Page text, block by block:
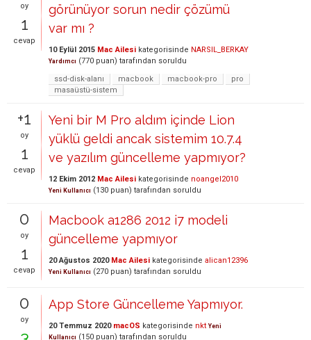
oy
1
cevap
görünüyor sorun nedir çözümü
var mı ?
10 Eylül 2015 Mac Ailesi kategorisinde NARSIL_BERKAY
Yardımcı (770 puan) tarafından soruldu
ssd-disk-alanı
macbook macbook-pro
pro
masaüstü-sistem
+1
oy
1
cevap
Yeni bir M Pro aldım içinde Lion
yüklü geldi ancak sistemim 10.7.4
ve yazılım güncelleme yapmıyor?
12 Ekim 2012 Mac Ailesi kategorisinde noangel2010
Yeni Kullanıcı (130 puan) tarafından soruldu
0
oy
1
cevap
Macbook a1286 2012 i7 modeli
güncelleme yapmıyor
20 Ağustos 2020 Mac Ailesi kategorisinde alican12396
Yeni Kullanıcı (270 puan) tarafından soruldu
0
oy
App Store Güncelleme Yapmıyor.
20 Temmuz 2020 macOS kategorisinde nkt Yeni
Kullanıcı (150 puan) tarafından soruldu